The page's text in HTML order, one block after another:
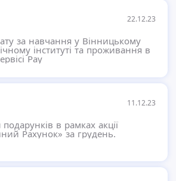
22.12.23
за навчання у Вінницькому
інституті та проживання в
Pay
11.12.23
в рамках акції
Рахунок» за грудень.